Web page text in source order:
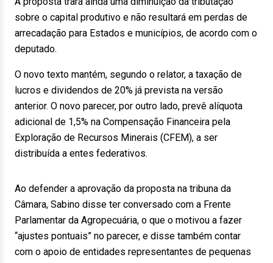
sobre o capital produtivo e não resultará em perdas de
arrecadação para Estados e municípios, de acordo com o
deputado.
O novo texto mantém, segundo o relator, a taxação de
lucros e dividendos de 20% já prevista na versão
anterior. O novo parecer, por outro lado, prevê alíquota
adicional de 1,5% na Compensação Financeira pela
Exploração de Recursos Minerais (CFEM), a ser
distribuída a entes federativos.
Ao defender a aprovação da proposta na tribuna da
Câmara, Sabino disse ter conversado com a Frente
Parlamentar da Agropecuária, o que o motivou a fazer
“ajustes pontuais” no parecer, e disse também contar
com o apoio de entidades representantes de pequenas